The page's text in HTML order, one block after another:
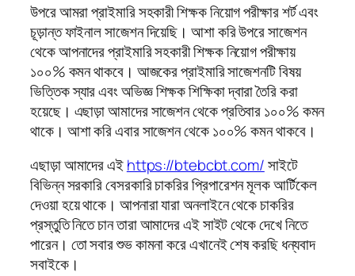
উপরে আমরা প্রাইমারি সহকারী শিক্ষক নিয়োগ পরীক্ষার শর্ট এবং
চূড়ান্ত ফাইনাল সাজেশন দিয়েছি। আশা করি উপরে সাজেশন
থেকে আপনাদের প্রাইমারি সহকারী শিক্ষক নিয়োগ পরীক্ষায়
১০০% কমন থাকবে। আজকের প্রাইমারি সাজেশনটি বিষয়
ভিত্তিক স্যার এবং অভিজ্ঞ শিক্ষক শিক্ষিকা দ্বারা তৈরি করা
হয়েছে। এছাড়া আমাদের সাজেশন থেকে প্রতিবার ১০০% কমন
থাকে। আশা করি এবার সাজেশন থেকে ১০০% কমন থাকবে।
এছাড়া আমাদের এইhttps://btebcbt.com/সাইটে
বিভিন্ন সরকারি বেসরকারি চাকরির প্রিপারেশন মূলক আর্টিকেল
দেওয়া হয়ে থাকে। আপনারা যারা অনলাইনে থেকে চাকরির
প্রস্তুতি নিতে চান তারা আমাদের এই সাইট থেকে দেখে নিতে
পারেন। তো সবার শুভ কামনা করে এখানেই শেষ করছি ধন্যবাদ
সবাইকে।